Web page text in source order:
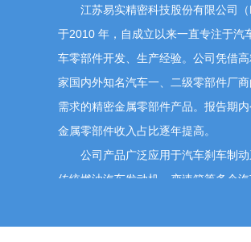
提问人683624 问 易实精
公司未来是否有新的融
尊敬的投资者您好，目前公司
发创新等投入需求，现阶段暂
183****8705 2026-05-14
江苏易实精密科技股份有限公司（
于2010 年，自成立以来一直专注于汽
车零部件开发、生产经验。公司凭借
家国内外知名汽车一、二级零部件厂
需求的精密金属零部件产品。报告期
金属零部件收入占比逐年提高。
公司产品广泛应用于汽车刹车制
传统燃油汽车发动机、变速箱等多个
密、泰科电子、维科精密、纬湃汽车